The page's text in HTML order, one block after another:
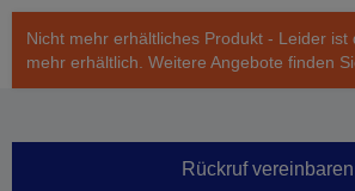
Nicht mehr erhältliches Produkt - Leider ist
mehr erhältlich. Weitere Angebote finden
Rückruf vereinbaren